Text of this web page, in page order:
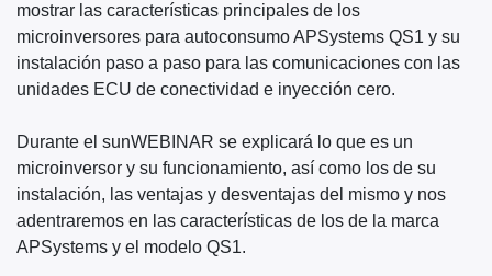
mostrar las características principales de los
microinversores para autoconsumo APSystems QS1 y su
instalación paso a paso para las comunicaciones con las
unidades ECU de conectividad e inyección cero.
Durante el sunWEBINAR se explicará lo que es un
microinversor y su funcionamiento, así como los de su
instalación, las ventajas y desventajas del mismo y nos
adentraremos en las características de los de la marca
APSystems y el modelo QS1.